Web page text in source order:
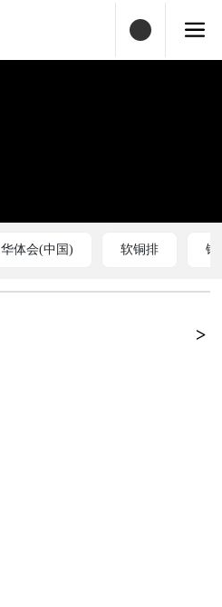
华体会(中国) 软铜排 铜